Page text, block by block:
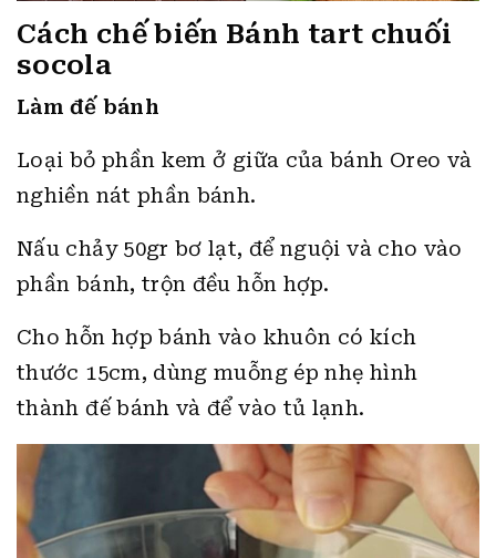
Cách chế biến Bánh tart chuối
socola
Làm đế bánh
Loại bỏ phần kem ở giữa của bánh Oreo và
nghiền nát phần bánh.
Nấu chảy 50gr bơ lạt, để nguội và cho vào
phần bánh, trộn đều hỗn hợp.
Cho hỗn hợp bánh vào khuôn có kích
thước 15cm, dùng muỗng ép nhẹ hình
thành đế bánh và để vào tủ lạnh.